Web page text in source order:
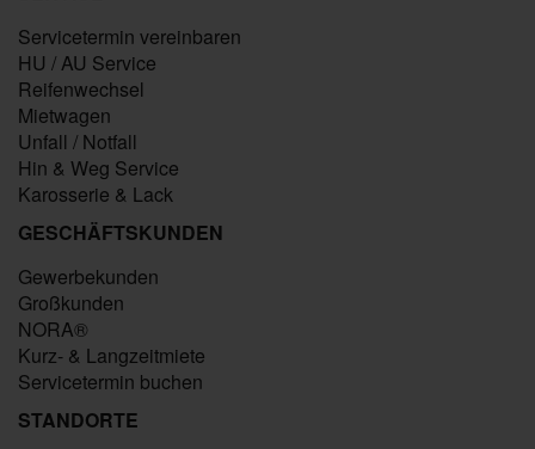
Servicetermin vereinbaren
HU / AU Service
Reifenwechsel
Mietwagen
Unfall / Notfall
Hin & Weg Service
Karosserie & Lack
GESCHÄFTSKUNDEN
Gewerbekunden
Großkunden
NORA®
Kurz- & Langzeitmiete
Servicetermin buchen
STANDORTE